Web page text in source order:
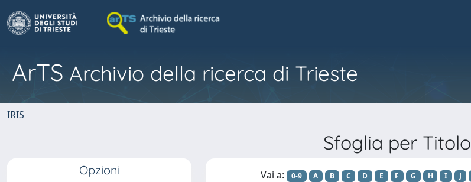
ArTS Archivio della ricerca di Trieste
IRIS
Sfoglia per Titolo
Opzioni Vai a: 0-9 A B C D E F G H I J